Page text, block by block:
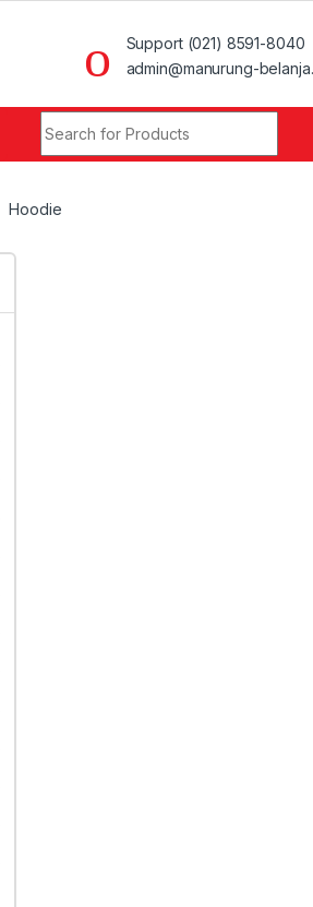
Support (021) 8591-8040
admin@manurung-
Hoodie